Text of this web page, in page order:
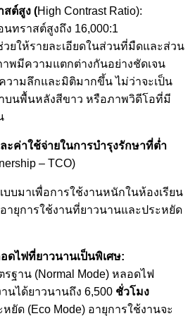
สต์สูง (High Contrast Ratio):
ทราสต์สูงถึง 16,000:1
วยให้รายละเอียดในส่วนที่มืดและส่วน
พมีความแตกต่างกันอย่างชัดเจน
วามลึกและมิติมากขึ้น ไม่ว่าจะเป็น
บนพื้นหลังสีขาว หรือภาพวิดีโอที่มี
ค่าใช้จ่ายในการบำรุงรักษาที่ต่ำ
– TCO)
บบมาเพื่อการใช้งานหนักในห้องเรียน
ายุการใช้งานที่ยาวนานและประหยัด
ดไฟที่ยาวนานเป็นพิเศษ:
ฐาน (Normal Mode) หลอดไฟ
นได้ยาวนานถึง 6,500 ชั่วโมง
ยัด (Eco Mode) อายุการใช้งานจะ